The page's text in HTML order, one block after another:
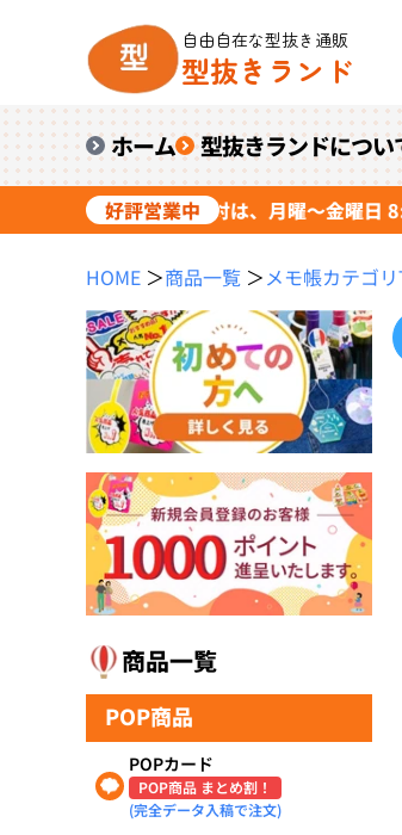
自由自在な型抜き通販
型抜きランド
ホーム 型抜きランドについ
好評営業中
受付中。電話応対は、月曜～金曜日
HOME ＞商品一覧 ＞メモ帳カテゴ
商品一覧
POP商品
POPカード
POP商品 まとめ割！
(完全データ入稿で注文)